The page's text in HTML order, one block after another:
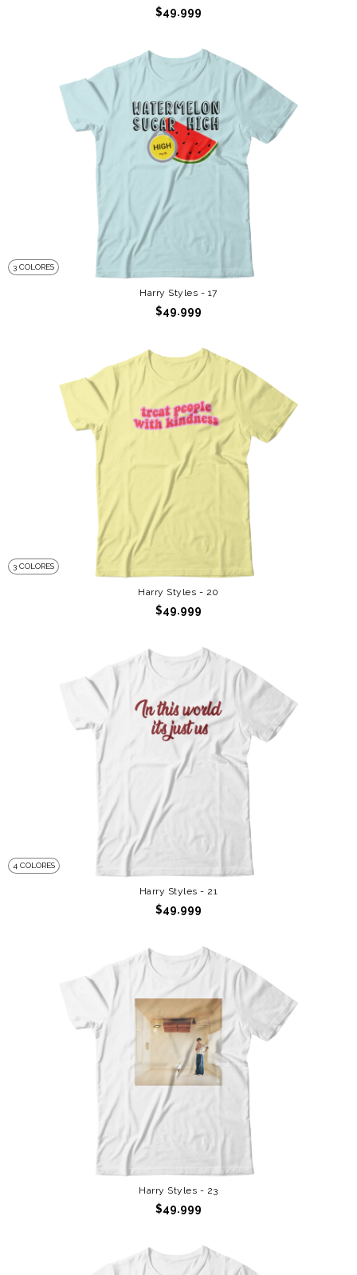
$49.999
3 COLORES
Harry Styles - 17
$49.999
3 COLORES
Harry Styles - 20
$49.999
4 COLORES
Harry Styles - 21
$49.999
Harry Styles - 23
$49.999